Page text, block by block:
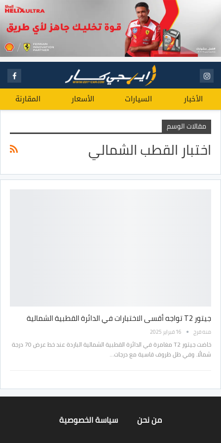
الأخبار السيارات الأسعار المقارنة
مقالات الوسم
اختبار القطب الشمالي
جيتور T2 تواجه أقسى الاختبارات في الدائرة القطبية الشمالية
منه فرج 16 فبراير 2025
خاضت جيتور T2 مغامرة في الدائرة القطبية الشمالية الباردة عند خط عرض 70 درجة
شمالًا. وفي ظل ظروف قاسية مع درجات…
من نحن سياسة الخصوصية